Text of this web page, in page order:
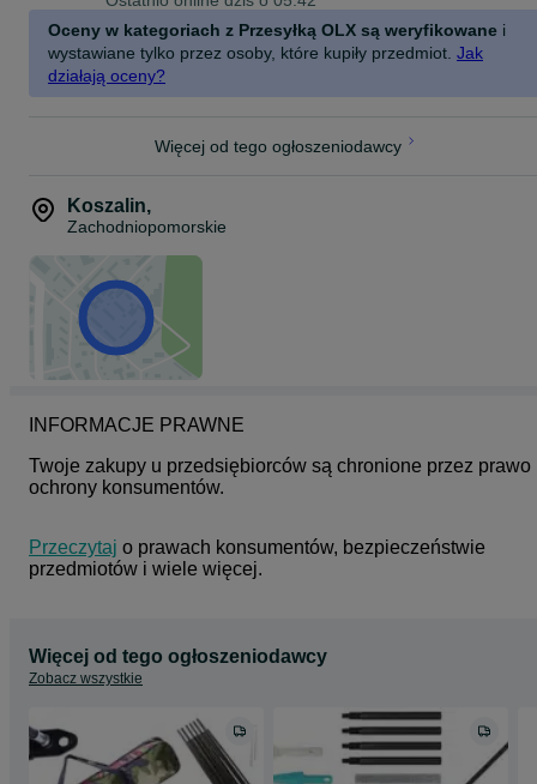
Oceny w kategoriach z Przesyłką OLX są weryfikowane i
wystawiane tylko przez osoby, które kupiły przedmiot. Jak
działają oceny?
Więcej od tego ogłoszeniodawcy
Koszalin,
Zachodniopomorskie
INFORMACJE PRAWNE
Twoje zakupy u przedsiębiorców są chronione przez prawo
ochrony konsumentów.
Przeczytaj o prawach konsumentów, bezpieczeństwie
przedmiotów i wiele więcej.
Więcej od tego ogłoszeniodawcy
Zobacz wszystkie